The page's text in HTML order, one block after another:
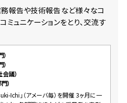
報告や技術報告など様々なコ
ミュニケーションをとり、交流す
議）
）
Ichi」（アメーバ毎）を開催3ヶ月に一